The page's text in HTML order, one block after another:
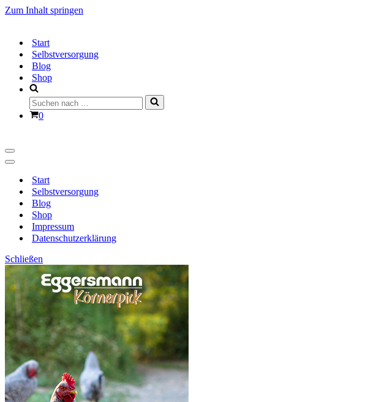
Zum Inhalt springen
Start
Selbstversorgung
Blog
Shop
Suchen
nach …
Warenkorb
0
Navigationsmenü
Navigationsmenü
Start
Selbstversorgung
Blog
Shop
Impressum
Datenschutzerklärung
Schließen